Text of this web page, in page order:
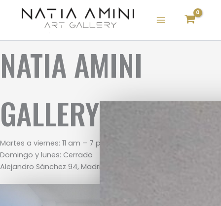
NATIA AMINI
GALLERY
Martes a viernes: 11 am – 7 pm Sabados: 10am – 2 pm
Domingo y lunes: Cerrado
Alejandro Sánchez 94, Madrid